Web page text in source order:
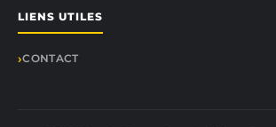
LIENS UTILES
CONTACT